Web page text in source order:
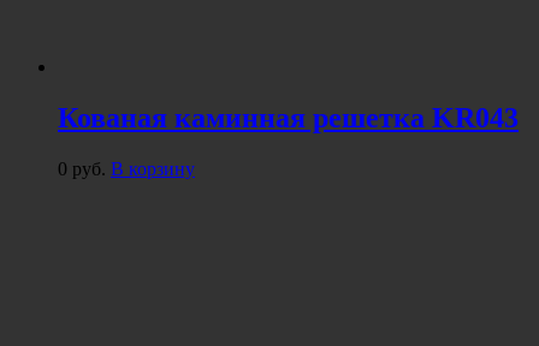
Кованая каминная решетка KR043
0 руб. В корзину